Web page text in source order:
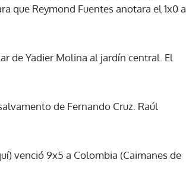
que Reymond Fuentes anotara el 1x0 a
de Yadier Molina al jardín central. El
de Fernando Cruz. Raúl
venció 9x5 a Colombia (Caimanes de